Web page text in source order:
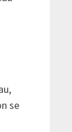
se